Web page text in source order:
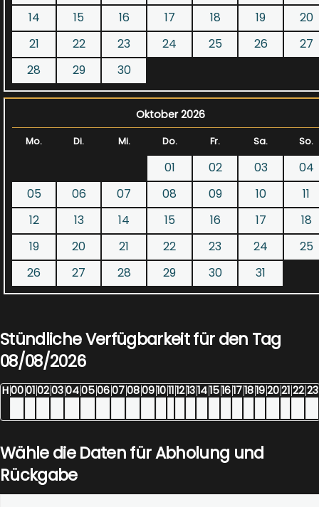
14
15 16 17 18 19
20
21
22 23 24 25 26
27
28
29 30
Oktober 2026
Mo. Di. Mi. Do. Fr. Sa. So.
01 02 03
04
05
06 07 08 09 10
11
12
13 14 15 16 17
18
19
20 21 22 23 24
25
26
27 28 29 30 31
Stündliche Verfügbarkeit für den Tag
08/08/2026
H00010203040506070809101112131415161718192021 22 23
Wähle die Daten für Abholung und
Rückgabe